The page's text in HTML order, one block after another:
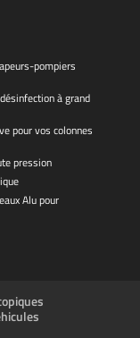
pompiers
à grand
pour vos colonnes
pression
Alu pour